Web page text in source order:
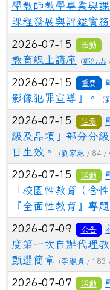
學教師教學專業與
課程發展與評鑑實務
2026-07-15 活動
教育線上講座
(鄭浩志
2026-07-15 重要
影像犯罪宣導」。
(
2026-07-15 注意
級及品項」部分分
日生效。
(劉家源 / 84 /
2026-07-15 活動
「校園性教育（含
『全面性教育』專
2026-07-09 公告
度第一次自辦代理
甄選簡章
(李淑貞 / 183
2026-07-07 活動